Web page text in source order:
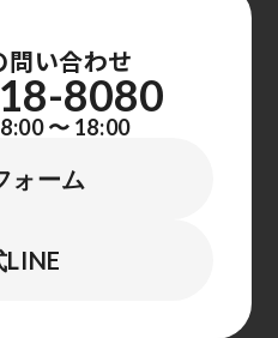
問い合わせ
8080
〜 18:00
ォーム
LINE